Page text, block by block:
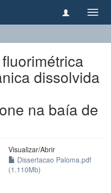
dissolvida
na baía de
Visualizar/Abrir
Dissertacao Paloma.pdf
(1.110Mb)